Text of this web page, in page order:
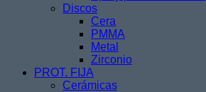
Discos
Cera
PMMA
Metal
Zirconio
PROT. FIJA
Cerámicas